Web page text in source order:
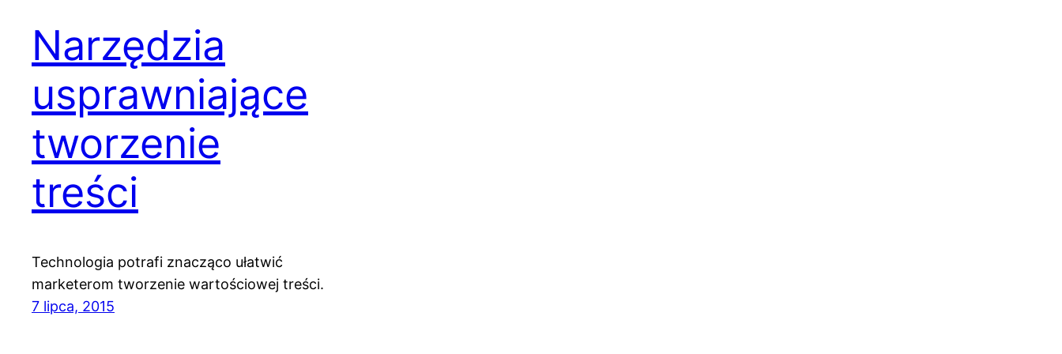
Narzędzia
usprawniające
tworzenie
treści
Technologia potrafi znacząco ułatwić
marketerom tworzenie wartościowej treści.
7 lipca, 2015